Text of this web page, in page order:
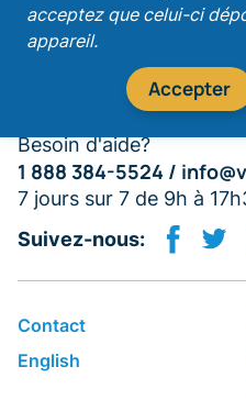
acceptez que celui-ci
appareil.
Accepter
S'abonner
Besoin d'aide?
1 888 384-5524 /
7 jours sur 7 de 9h à
Suivez-nous:
Contact
English